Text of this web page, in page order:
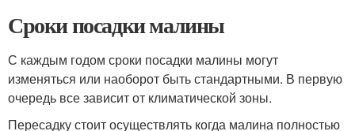
Сроки посадки малины
С каждым годом сроки посадки малины могут
изменяться или наоборот быть стандартными. В первую
очередь все зависит от климатической зоны.
Пересадку стоит осуществлять когда малина полностью